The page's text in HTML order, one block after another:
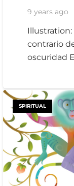
9 years ago
Illustration:
contrario
oscuridad
SPIRITUAL